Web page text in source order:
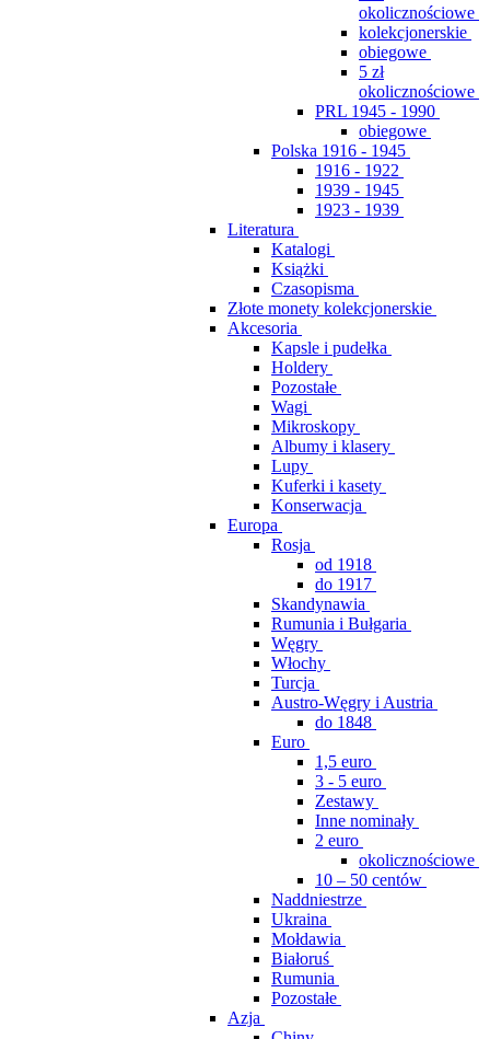
okolicznościowe
kolekcjonerskie
obiegowe
5 zł
okolicznościowe
PRL 1945 - 1990
obiegowe
Polska 1916 - 1945
1916 - 1922
1939 - 1945
1923 - 1939
Literatura
Katalogi
Książki
Czasopisma
Złote monety kolekcjonerskie
Akcesoria
Kapsle i pudełka
Holdery
Pozostałe
Wagi
Mikroskopy
Albumy i klasery
Lupy
Kuferki i kasety
Konserwacja
Europa
Rosja
od 1918
do 1917
Skandynawia
Rumunia i Bułgaria
Węgry
Włochy
Turcja
Austro-Węgry i Austria
do 1848
Euro
1,5 euro
3 - 5 euro
Zestawy
Inne nominały
2 euro
okolicznościowe
10 – 50 centów
Naddniestrze
Ukraina
Mołdawia
Białoruś
Rumunia
Pozostałe
Azja